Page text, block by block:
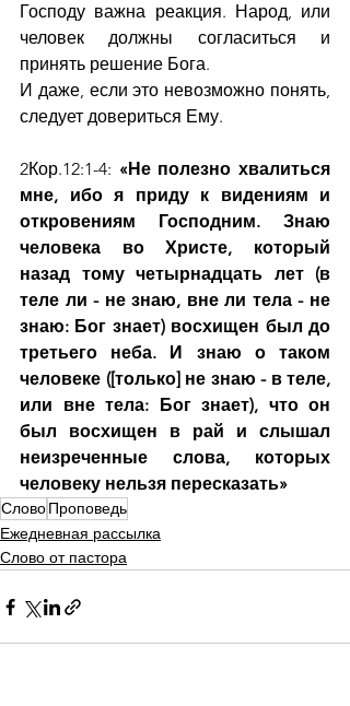
Господу важна реакция. Народ, или
человек должны согласиться и
принять решение Бога.
И даже, если это невозможно понять,
следует довериться Ему.
2Кор.12:1-4: «Не полезно хвалиться
мне, ибо я приду к видениям и
откровениям Господним. Знаю
человека во Христе, который
назад тому четырнадцать лет (в
теле ли - не знаю, вне ли тела - не
знаю: Бог знает) восхищен был до
третьего неба. И знаю о таком
человеке ([только] не знаю - в теле,
или вне тела: Бог знает), что он
был восхищен в рай и слышал
неизреченные слова, которых
человеку нельзя пересказать»
СловоПроповедь
Ежедневная рассылка
Слово от пастора